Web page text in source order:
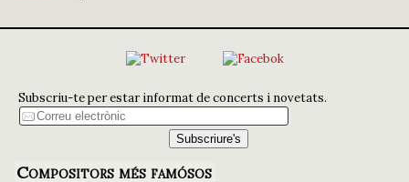
Subscriu-te per estar informat de concerts i novetats.
Compositors més famósos